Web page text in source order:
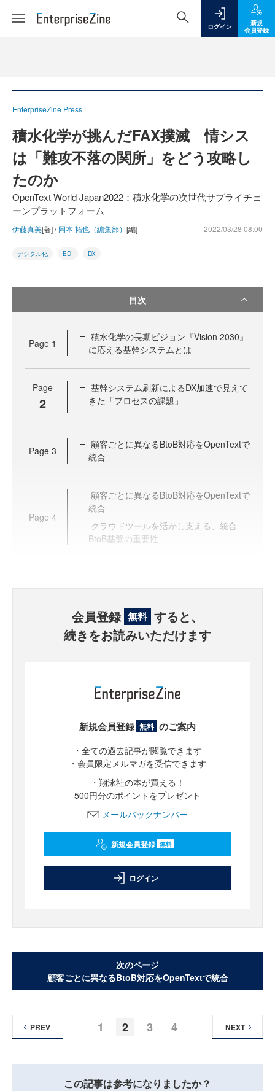
ログイン
新規
会員登録
EnterpriseZine Press
積水化学が挑んだFAX撲滅 情シス
は「難攻不落の関所」をどう攻略し
たのか
OpenText World Japan2022：積水化学の次世代サプライチェ
ーンプラットフォーム
伊藤真美[著] /岡本 拓也（編集部） [編] 2022/03/28 08:00
デジタル化 EDI DX
目次
Page 1
積水化学の長期ビジョン『Vision 2030』
に応える基幹システムとは
Page
2
基幹システム刷新によるDX加速で見えて
きた「プロセスの課題」
Page 3
顧客ごとに異なるBtoB対応をOpenTextで
統合
Page 4
顧客ごとに異なるBtoB対応をOpenTextで
統合
クラウドツールを活かし支える、統合
BtoB基盤の重要性
会員登録 無料 すると、
続きをお読みいただけます
新規会員登録 無料 のご案内
・全ての過去記事が閲覧できます
・会員限定メルマガを受信できます
・翔泳社の本が買える！
500円分のポイントをプレゼント
メールバックナンバー
新規会員登録 無料
ログイン
次のページ
顧客ごとに異なるBtoB対応をOpenTextで統合
1 2 3 4
PREV NEXT
この記事は参考になりましたか？